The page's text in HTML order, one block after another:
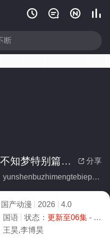
   
 分享
云深不知梦特别篇：逐冥之役(全集)
别名：yunshenbuzhimengtebiepianzhumingzhiyi
国产动漫 2026
4.0
国语 状态： 更新至06集- 免费在线观看
王昊,李博昊